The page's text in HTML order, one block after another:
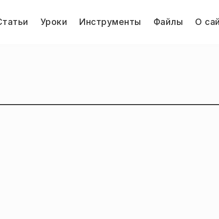
Уроки Инструменты Файлы О